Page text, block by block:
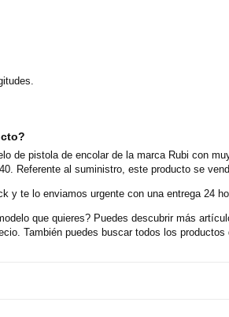
de pistola de encolar de la marca Rubi con
Referente al suministro, este producto se
y te lo enviamos urgente con una entrega 24
que quieres? Puedes descubrir más
También puedes buscar todos los